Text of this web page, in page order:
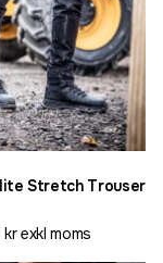
Stretch Trouser
exkl moms